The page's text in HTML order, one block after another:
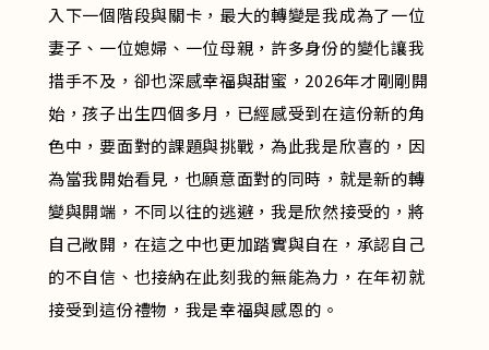
入下一個階段與關卡，最大的轉變是我成為了一位
妻子、一位媳婦、一位母親，許多身份的變化讓我
措手不及，卻也深感幸福與甜蜜，2026年才剛剛開
始，孩子出生四個多月，已經感受到在這份新的角
色中，要面對的課題與挑戰，為此我是欣喜的，因
為當我開始看見，也願意面對的同時，就是新的轉
變與開端，不同以往的逃避，我是欣然接受的，將
自己敞開，在這之中也更加踏實與自在，承認自己
的不自信、也接納在此刻我的無能為力，在年初就
接受到這份禮物，我是幸福與感恩的。